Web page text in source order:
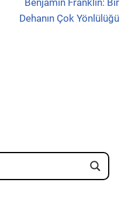
Dehanın Çok Yönlülüğü